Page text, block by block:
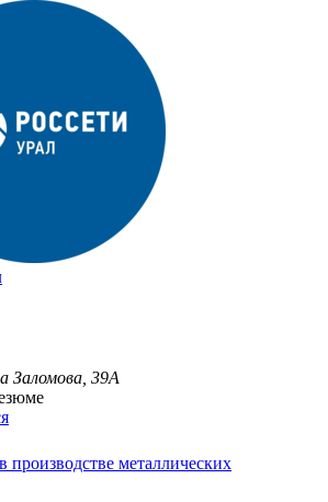
Заломова, 39А
производстве металлических